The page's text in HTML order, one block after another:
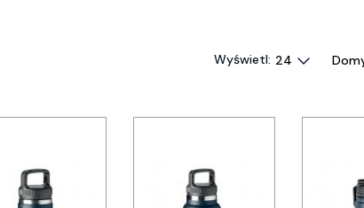
Wyświetl: